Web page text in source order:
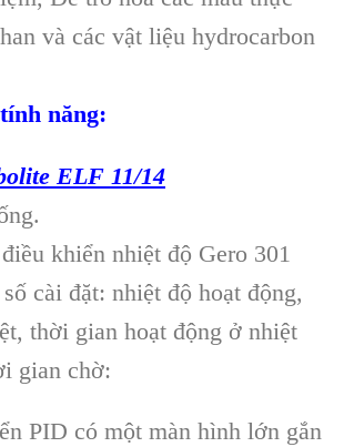
và các vật liệu hydrocarbon
năng:
ELF 11/14
khiển nhiệt độ Gero 301
cài đặt: nhiệt độ hoạt động,
thời gian hoạt động ở nhiệt
gian chờ:
PID có một màn hình lớn gắn